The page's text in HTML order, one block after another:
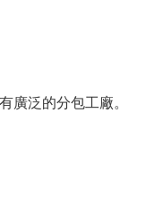
廣泛的分包工廠。